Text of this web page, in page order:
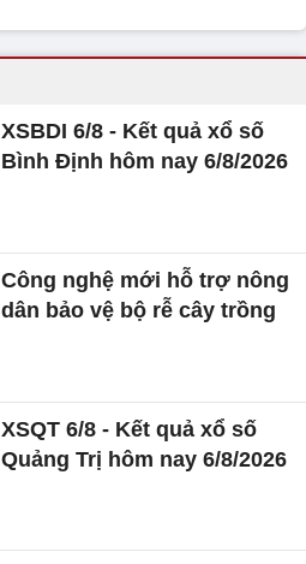
XSBDI 6/8 - Kết quả xổ số
Bình Định hôm nay 6/8/2026
Công nghệ mới hỗ trợ nông
dân bảo vệ bộ rễ cây trồng
XSQT 6/8 - Kết quả xổ số
Quảng Trị hôm nay 6/8/2026